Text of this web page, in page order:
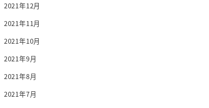
2021年12月
2021年11月
2021年10月
2021年9月
2021年8月
2021年7月